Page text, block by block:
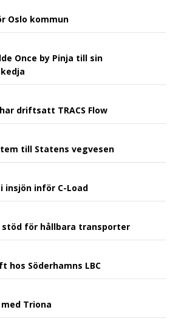
Oslo kommun
Once by Pinja till sin
driftsatt TRACS Flow
till Statens vegvesen
insjön inför C-Load
stöd för hållbara transporter
hos Söderhamns LBC
Triona